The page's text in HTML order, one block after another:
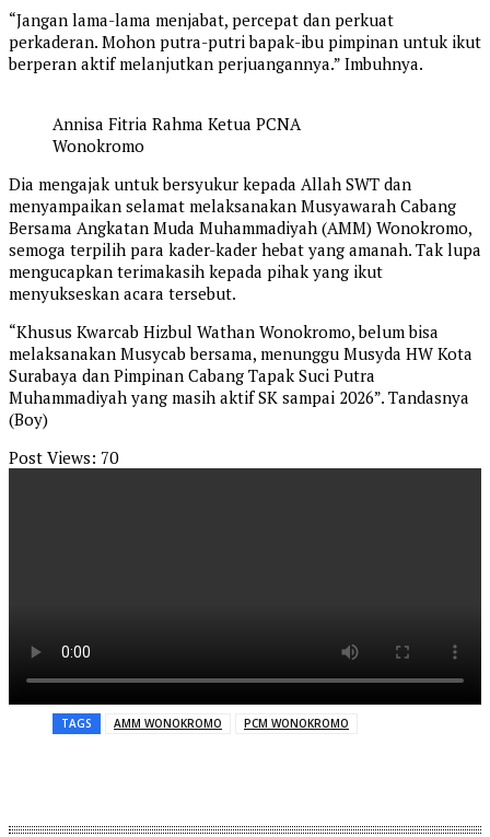
“Jangan lama-lama menjabat, percepat dan perkuat
perkaderan. Mohon putra-putri bapak-ibu pimpinan untuk ikut
berperan aktif melanjutkan perjuangannya.” Imbuhnya.
Annisa Fitria Rahma Ketua PCNA
Wonokromo
Dia mengajak untuk bersyukur kepada Allah SWT dan
menyampaikan selamat melaksanakan Musyawarah Cabang
Bersama Angkatan Muda Muhammadiyah (AMM) Wonokromo,
semoga terpilih para kader-kader hebat yang amanah. Tak lupa
mengucapkan terimakasih kepada pihak yang ikut
menyukseskan acara tersebut.
“Khusus Kwarcab Hizbul Wathan Wonokromo, belum bisa
melaksanakan Musycab bersama, menunggu Musyda HW Kota
Surabaya dan Pimpinan Cabang Tapak Suci Putra
Muhammadiyah yang masih aktif SK sampai 2026”. Tandasnya
(Boy)
Post Views: 70
TAGS AMM WONOKROMO PCM WONOKROMO